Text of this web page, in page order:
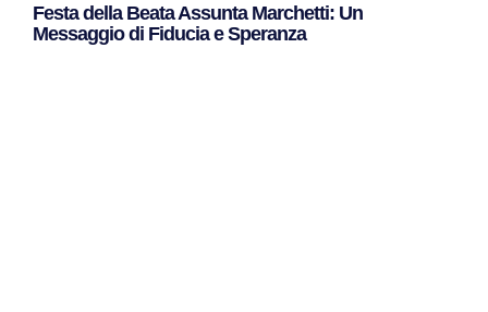
Festa della Beata Assunta Marchetti: Un
Messaggio di Fiducia e Speranza